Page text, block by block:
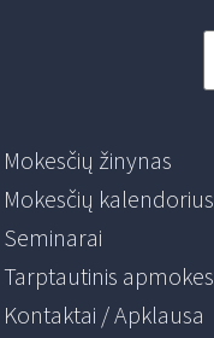
Mokesčių žinynas
Mokesčių kalendorius
Seminarai
Tarptautinis
Kontaktai / Apklausa